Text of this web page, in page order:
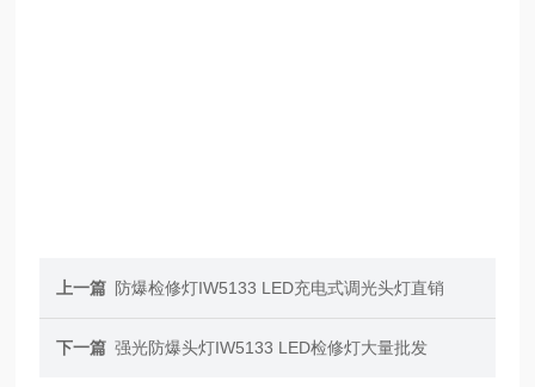
上一篇 防爆检修灯IW5133 LED充电式调光头灯直销
下一篇 强光防爆头灯IW5133 LED检修灯大量批发